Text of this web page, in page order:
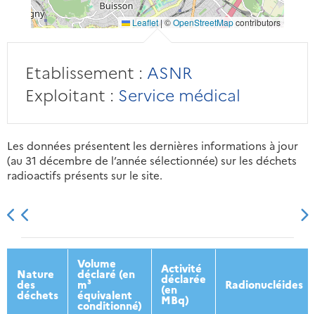
Leaflet | ©OpenStreetMapcontributors
Etablissement : ASNR
Exploitant : Service médical
Les données présentent les dernières informations à jour
(au 31 décembre de l’année sélectionnée) sur les déchets
radioactifs présents sur le site.
2013 2014 2015 2016
Nature
des
déchets
Volume
déclaré (en
m³
équivalent
conditionné)
Activité
déclarée
(en
MBq)
Radionucléides